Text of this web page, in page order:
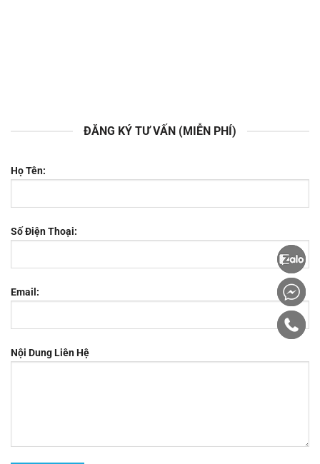
ĐĂNG KÝ TƯ VẤN (MIỄN PHÍ)
Họ Tên:
Số Điện Thoại:
Email:
Nội Dung Liên Hệ